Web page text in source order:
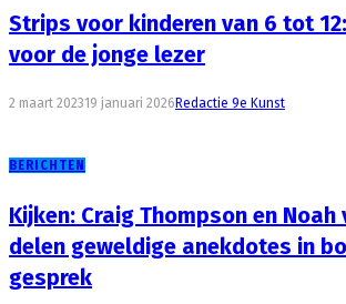
Strips voor kinderen van 6 tot
voor de jonge lezer
2 maart 202319 januari 2026 Redactie 9e Kunst
BERICHTEN
Kijken: Craig Thompson en Noah
delen geweldige anekdotes in
gesprek